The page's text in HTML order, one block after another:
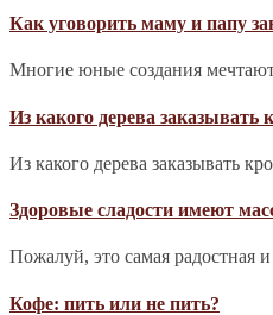
Как уговорить маму и папу
Многие юные создания
Из какого дерева заказывать
Из какого дерева заказывать
Здоровые сладости имеют
Пожалуй, это самая радостная
Кофе: пить или не пить?